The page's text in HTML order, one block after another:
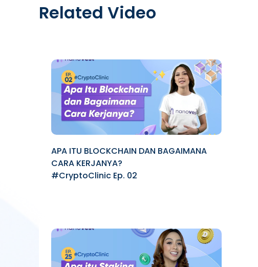
Related Video
APA ITU BLOCKCHAIN DAN BAGAIMANA
CARA KERJANYA?
#CryptoClinic Ep. 02